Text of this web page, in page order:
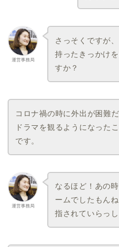
運営事務局
さっそくですが
持ったきっかけ
すか？
コロナ禍の時に外出が困難
ドラマを観るようになった
です。
運営事務局
なるほど！あの
ームでしたもん
指されていらっ